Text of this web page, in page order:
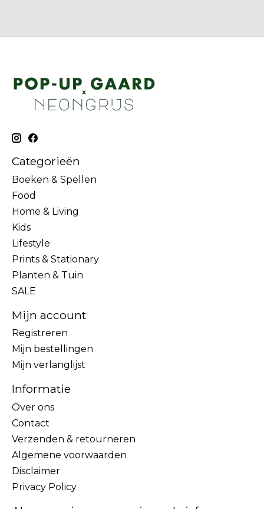
Categorieën
Boeken & Spellen
Food
Home & Living
Kids
Lifestyle
Prints & Stationary
Planten & Tuin
SALE
Mijn account
Registreren
Mijn bestellingen
Mijn verlanglijst
Informatie
Over ons
Contact
Verzenden & retourneren
Algemene voorwaarden
Disclaimer
Privacy Policy